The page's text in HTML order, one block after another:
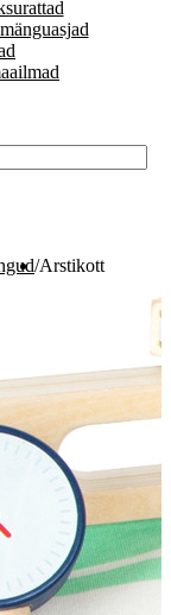
/Arstikott